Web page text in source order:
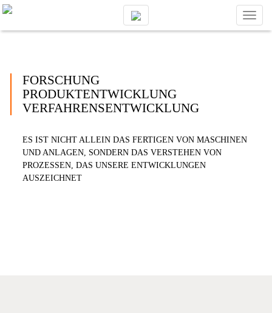
Toggle
FORSCHUNG
PRODUKTENTWICKLUNG
VERFAHRENSENTWICKLUNG
ES IST NICHT ALLEIN DAS FERTIGEN VON MASCHINEN
UND ANLAGEN, SONDERN DAS VERSTEHEN VON
PROZESSEN, DAS UNSERE ENTWICKLUNGEN
AUSZEICHNET